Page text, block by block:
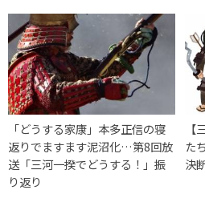
「どうする家康」本多正信の寝
返りでますます泥沼化…第8回放
送「三河一揆でどうする！」振
り返り
た
決